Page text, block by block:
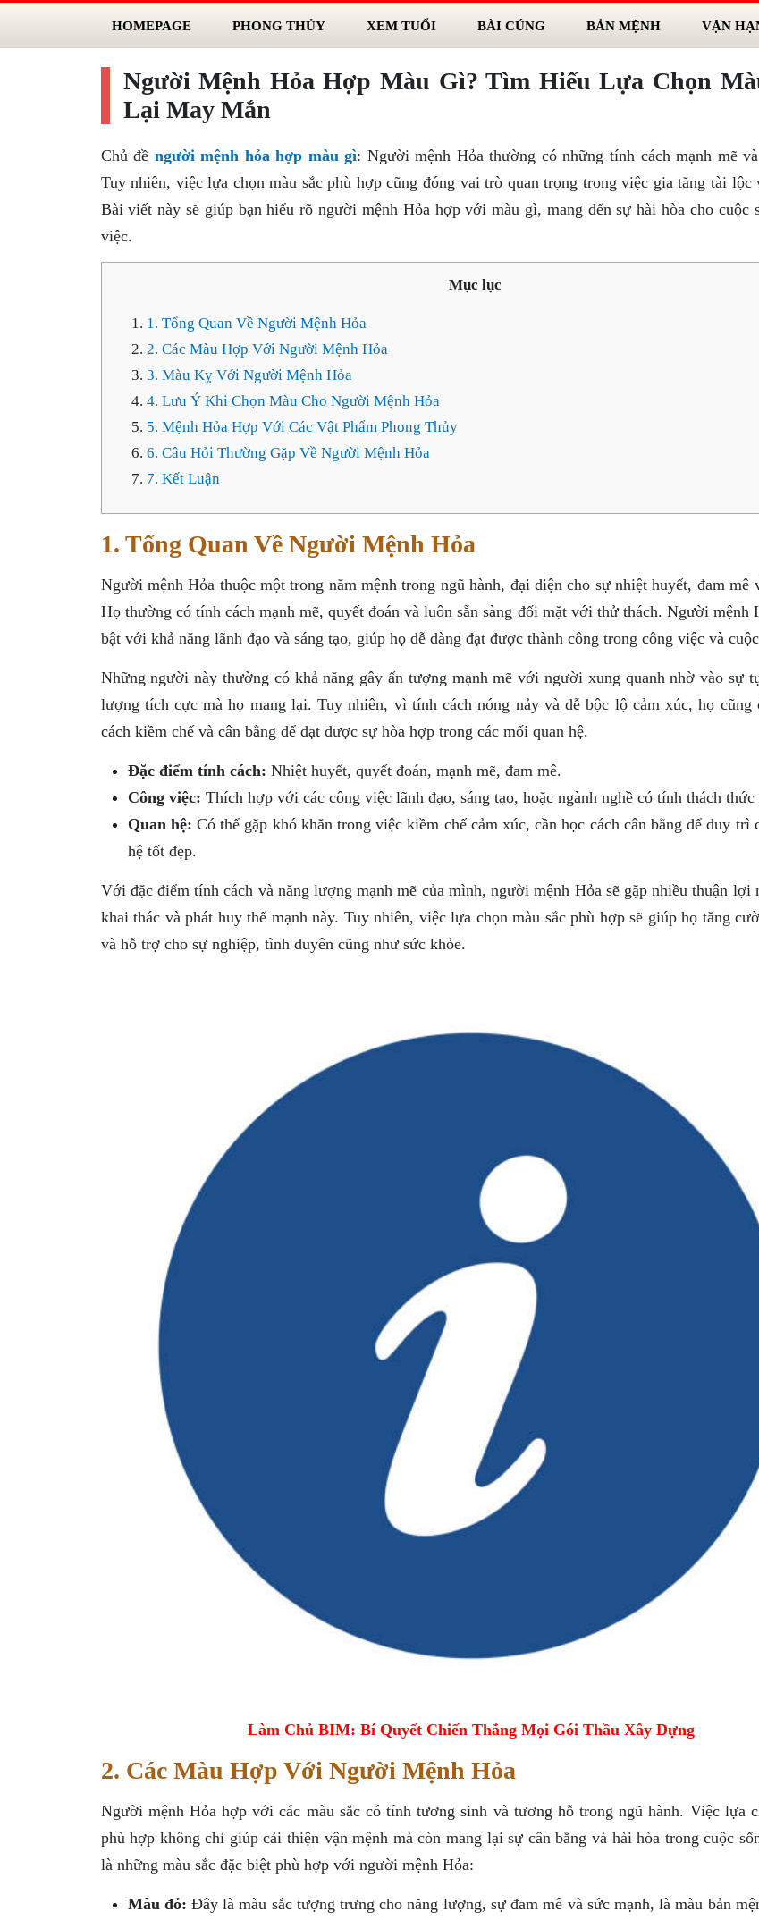
HOMEPAGE PHONG THỦY XEM TUỔI BÀI CÚNG BẢN MỆNH VẬN
Người Mệnh Hỏa Hợp Màu Gì? Tìm Hiểu Lựa Chọn
Lại May Mắn
Chủ đề người mệnh hỏa hợp màu gì: Người mệnh Hỏa thường có những tính cách mạnh mẽ
Tuy nhiên, việc lựa chọn màu sắc phù hợp cũng đóng vai trò quan trọng trong việc gia tăng tài lộc
Bài viết này sẽ giúp bạn hiểu rõ người mệnh Hỏa hợp với màu gì, mang đến sự hài hòa cho cuộc
việc.
Mục lục
1. Tổng Quan Về Người Mệnh Hỏa
2. Các Màu Hợp Với Người Mệnh Hỏa
3. Màu Kỵ Với Người Mệnh Hỏa
4. Lưu Ý Khi Chọn Màu Cho Người Mệnh Hỏa
5. Mệnh Hỏa Hợp Với Các Vật Phẩm Phong Thủy
6. Câu Hỏi Thường Gặp Về Người Mệnh Hỏa
7. Kết Luận
1. Tổng Quan Về Người Mệnh Hỏa
Người mệnh Hỏa thuộc một trong năm mệnh trong ngũ hành, đại diện cho sự nhiệt huyết, đam mê
Họ thường có tính cách mạnh mẽ, quyết đoán và luôn sẵn sàng đối mặt với thử thách. Người mệnh
bật với khả năng lãnh đạo và sáng tạo, giúp họ dễ dàng đạt được thành công trong công việc và
Những người này thường có khả năng gây ấn tượng mạnh mẽ với người xung quanh nhờ vào sự
lượng tích cực mà họ mang lại. Tuy nhiên, vì tính cách nóng nảy và dễ bộc lộ cảm xúc, họ cũng
cách kiềm chế và cân bằng để đạt được sự hòa hợp trong các mối quan hệ.
Đặc điểm tính cách: Nhiệt huyết, quyết đoán, mạnh mẽ, đam mê.
Công việc: Thích hợp với các công việc lãnh đạo, sáng tạo, hoặc ngành nghề có tính thách thức
Quan hệ: Có thể gặp khó khăn trong việc kiềm chế cảm xúc, cần học cách cân bằng để duy trì
hệ tốt đẹp.
Với đặc điểm tính cách và năng lượng mạnh mẽ của mình, người mệnh Hỏa sẽ gặp nhiều thuận lợi
khai thác và phát huy thế mạnh này. Tuy nhiên, việc lựa chọn màu sắc phù hợp sẽ giúp họ tăng
và hỗ trợ cho sự nghiệp, tình duyên cũng như sức khỏe.
Làm Chủ BIM: Bí Quyết Chiến Thắng Mọi Gói Thầu Xây Dựng
2. Các Màu Hợp Với Người Mệnh Hỏa
Người mệnh Hỏa hợp với các màu sắc có tính tương sinh và tương hỗ trong ngũ hành. Việc lựa
phù hợp không chỉ giúp cải thiện vận mệnh mà còn mang lại sự cân bằng và hài hòa trong cuộc
là những màu sắc đặc biệt phù hợp với người mệnh Hỏa:
Màu đỏ: Đây là màu sắc tượng trưng cho năng lượng, sự đam mê và sức mạnh, là màu bản